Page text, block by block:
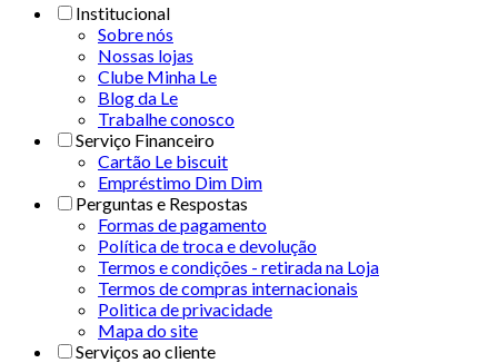
Institucional
Sobre nós
Nossas lojas
Clube Minha Le
Blog da Le
Trabalhe conosco
Serviço Financeiro
Cartão Le biscuit
Empréstimo Dim Dim
Perguntas e Respostas
Formas de pagamento
Política de troca e devolução
Termos e condições - retirada na Loja
Termos de compras internacionais
Politica de privacidade
Mapa do site
Serviços ao cliente